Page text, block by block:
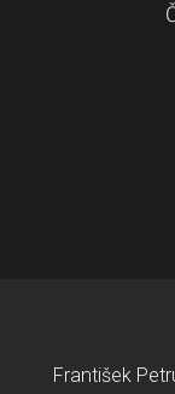
František